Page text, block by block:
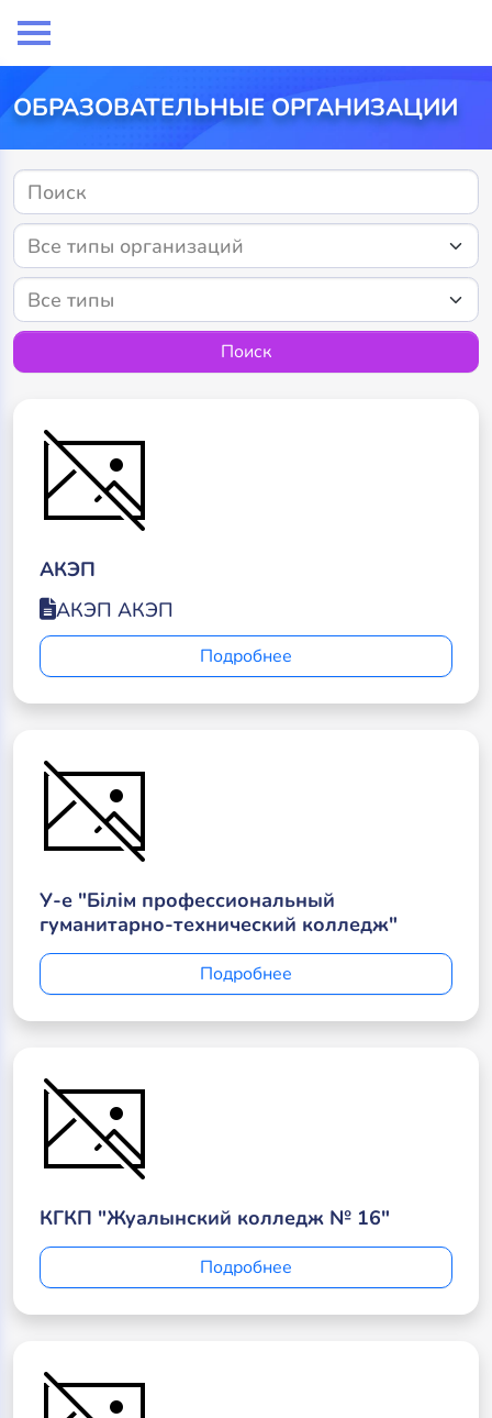
ОБРАЗОВАТЕЛЬНЫЕ ОРГАНИЗАЦИИ
Поиск
АКЭП
АКЭП АКЭП
Подробнее
У-е "Білім профессиональный
гуманитарно-технический колледж"
Подробнее
КГКП "Жуалынский колледж № 16"
Подробнее